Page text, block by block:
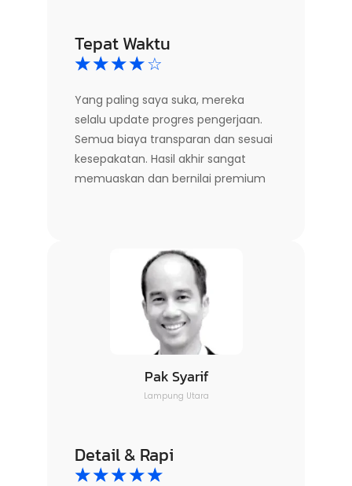
Tepat Waktu
☆☆☆☆☆
Yang paling saya suka, mereka
selalu update progres pengerjaan.
Semua biaya transparan dan sesuai
kesepakatan. Hasil akhir sangat
memuaskan dan bernilai premium
Pak Syarif
Lampung Utara
Detail & Rapi
☆☆☆☆☆